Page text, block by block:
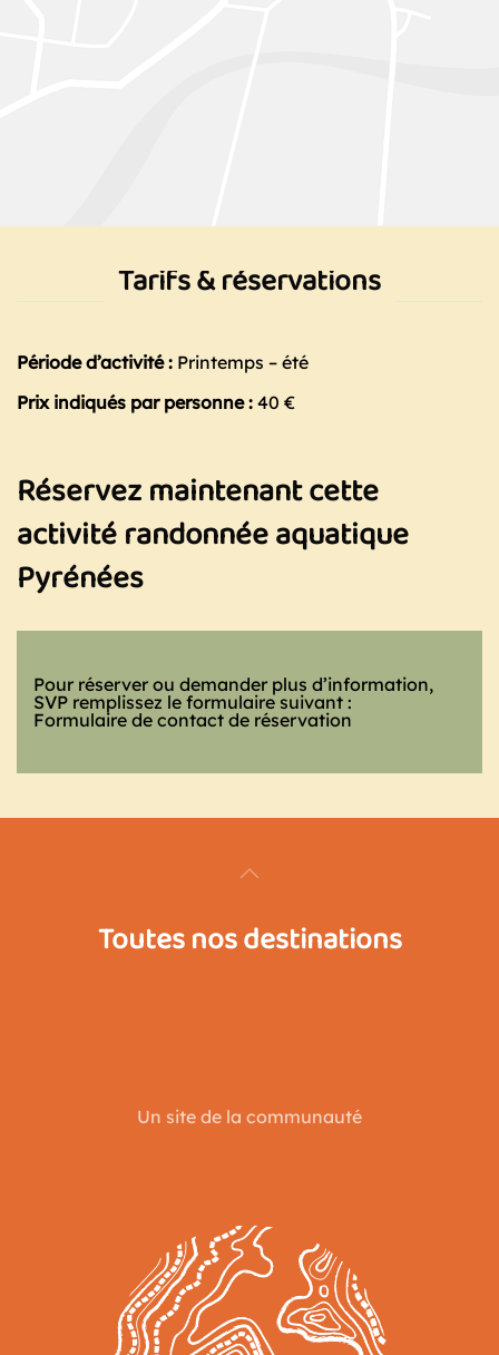
Tarifs & réservations
Période d’activité : Printemps – été
Prix indiqués par personne : 40 €
Réservez maintenant cette
activité randonnée aquatique
Pyrénées
Pour réserver ou demander plus d’information,
SVP remplissez le formulaire suivant :
Formulaire de contact de réservation
Toutes nos destinations
Un site de la communauté